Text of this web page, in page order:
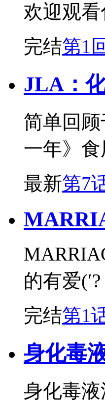
欢迎观
完结第1
JLA：
简单回
一年》食
最新第7
的有爱
完结第1
身化毒
身化毒